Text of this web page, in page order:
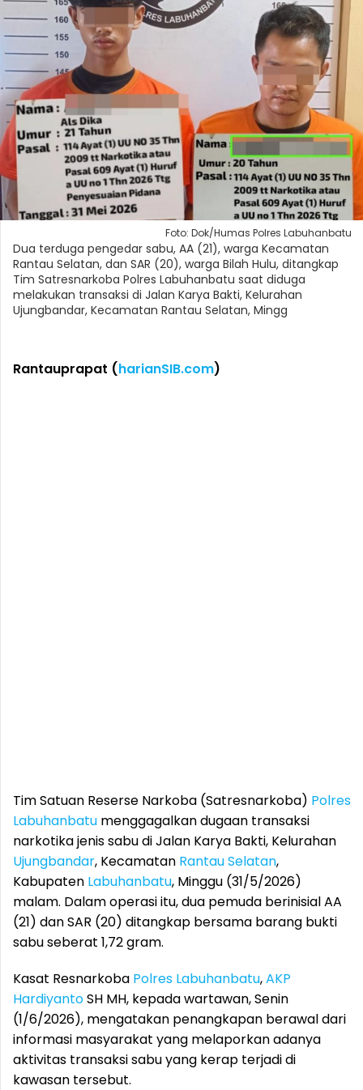
Foto: Dok/Humas Polres Labuhanbatu
Dua terduga pengedar sabu, AA (21), warga Kecamatan
Rantau Selatan, dan SAR (20), warga Bilah Hulu, ditangkap
Tim Satresnarkoba Polres Labuhanbatu saat diduga
melakukan transaksi di Jalan Karya Bakti, Kelurahan
Ujungbandar, Kecamatan Rantau Selatan, Mingg
Rantauprapat (harianSIB.com)
Tim Satuan Reserse Narkoba (Satresnarkoba) Polres
Labuhanbatu menggagalkan dugaan transaksi
narkotika jenis sabu di Jalan Karya Bakti, Kelurahan
Ujungbandar, Kecamatan Rantau Selatan,
Kabupaten Labuhanbatu, Minggu (31/5/2026)
malam. Dalam operasi itu, dua pemuda berinisial AA
(21) dan SAR (20) ditangkap bersama barang bukti
sabu seberat 1,72 gram.
Kasat Resnarkoba Polres Labuhanbatu,AKP
HardiyantoSH MH, kepada wartawan, Senin
(1/6/2026), mengatakan penangkapan berawal dari
informasi masyarakat yang melaporkan adanya
aktivitas transaksi sabu yang kerap terjadi di
kawasan tersebut.